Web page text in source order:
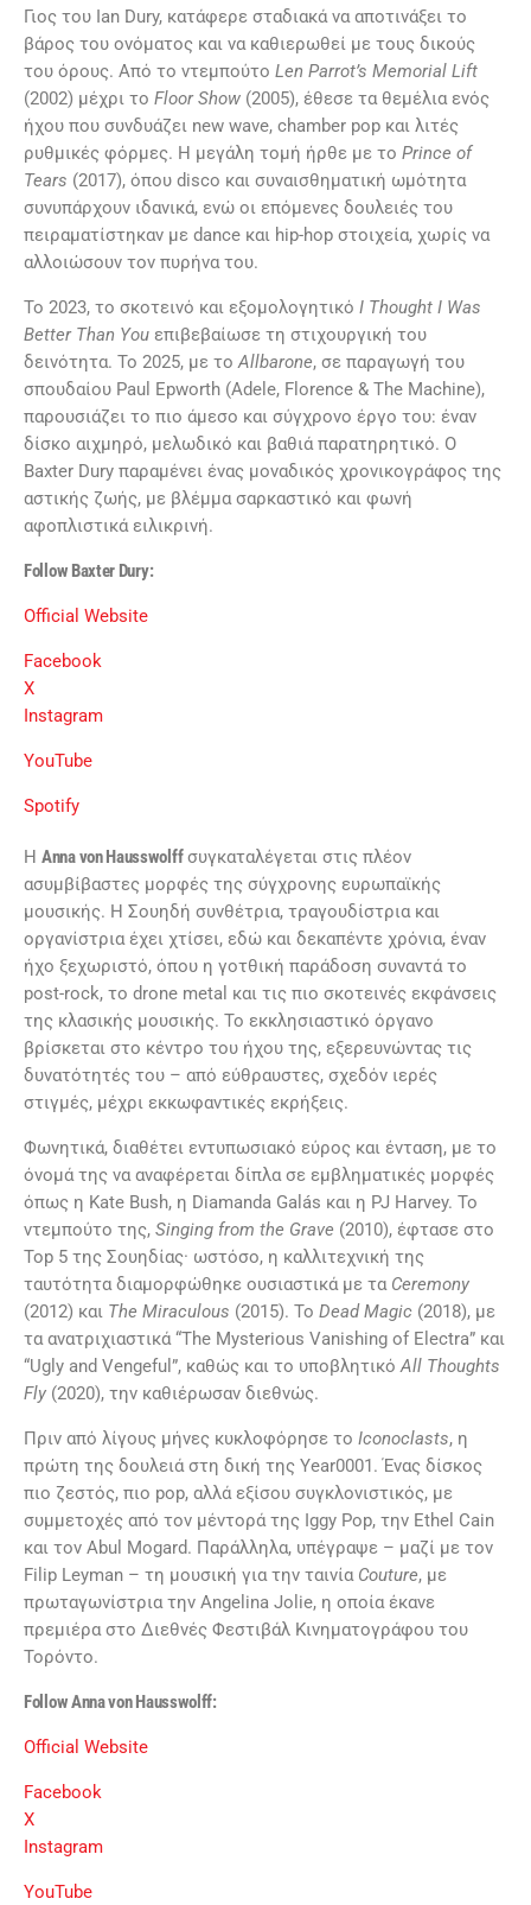
Γιος του Ian Dury, κατάφερε σταδιακά να αποτινάξει το
βάρος του ονόματος και να καθιερωθεί με τους δικούς
του όρους. Από το ντεμπούτο Len Parrot’s Memorial Lift
(2002) μέχρι το Floor Show (2005), έθεσε τα θεμέλια ενός
ήχου που συνδυάζει new wave, chamber pop και λιτές
ρυθμικές φόρμες. Η μεγάλη τομή ήρθε με το Prince of
Tears (2017), όπου disco και συναισθηματική ωμότητα
συνυπάρχουν ιδανικά, ενώ οι επόμενες δουλειές του
πειραματίστηκαν με dance και hip-hop στοιχεία, χωρίς να
αλλοιώσουν τον πυρήνα του.
Το 2023, το σκοτεινό και εξομολογητικό I Thought I Was
Better Than You επιβεβαίωσε τη στιχουργική του
δεινότητα. Το 2025, με τοAllbarone, σε παραγωγή του
σπουδαίου Paul Epworth (Adele, Florence & The Machine),
παρουσιάζει το πιο άμεσο και σύγχρονο έργο του: έναν
δίσκο αιχμηρό, μελωδικό και βαθιά παρατηρητικό. Ο
Baxter Dury παραμένει ένας μοναδικός χρονικογράφος της
αστικής ζωής, με βλέμμα σαρκαστικό και φωνή
αφοπλιστικά ειλικρινή.
Follow Baxter Dury:
Official Website
Facebook
X
Instagram
YouTube
Spotify
Η Anna von Hausswolffσυγκαταλέγεται στις πλέον
ασυμβίβαστες μορφές της σύγχρονης ευρωπαϊκής
μουσικής. Η Σουηδή συνθέτρια, τραγουδίστρια και
οργανίστρια έχει χτίσει, εδώ και δεκαπέντε χρόνια, έναν
ήχο ξεχωριστό, όπου η γοτθική παράδοση συναντά το
post-rock, το drone metal και τις πιο σκοτεινές εκφάνσεις
της κλασικής μουσικής. Το εκκλησιαστικό όργανο
βρίσκεται στο κέντρο του ήχου της, εξερευνώντας τις
δυνατότητές του – από εύθραυστες, σχεδόν ιερές
στιγμές, μέχρι εκκωφαντικές εκρήξεις.
Φωνητικά, διαθέτει εντυπωσιακό εύρος και ένταση, με το
όνομά της να αναφέρεται δίπλα σε εμβληματικές μορφές
όπως η Kate Bush, η Diamanda Galás και η PJ Harvey. Το
ντεμπούτο της, Singing from the Grave (2010), έφτασε στο
Top 5 της Σουηδίας· ωστόσο, η καλλιτεχνική της
ταυτότητα διαμορφώθηκε ουσιαστικά με τα Ceremony
(2012) και The Miraculous (2015). Το Dead Magic (2018), με
τα ανατριχιαστικά “The Mysterious Vanishing of Electra” και
“Ugly and Vengeful”, καθώς και το υποβλητικόAll Thoughts
Fly (2020), την καθιέρωσαν διεθνώς.
Πριν από λίγους μήνες κυκλοφόρησε το Iconoclasts, η
πρώτη της δουλειά στη δική της Year0001. Ένας δίσκος
πιο ζεστός, πιο pop, αλλά εξίσου συγκλονιστικός, με
συμμετοχές από τον μέντορά της Iggy Pop, την Ethel Cain
και τον Abul Mogard. Παράλληλα, υπέγραψε – μαζί με τον
Filip Leyman – τη μουσική για την ταινία Couture, με
πρωταγωνίστρια την Angelina Jolie, η οποία έκανε
πρεμιέρα στο Διεθνές Φεστιβάλ Κινηματογράφου του
Τορόντο.
Follow Anna von Hausswolff:
Official Website
Facebook
X
Instagram
YouTube